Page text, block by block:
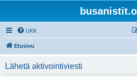
UKK
Etusivu
Lähetä aktivointiviesti